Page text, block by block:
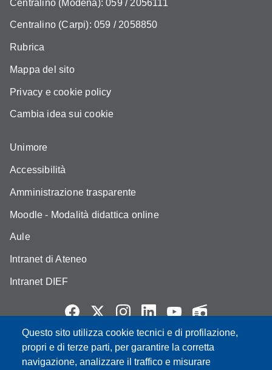
Questo sito utilizza cookie tecnici e di profilazione,
propri e di terze parti, per garantire la corretta
navigazione, analizzare il traffico e misurare
Centralino (Modena): 059 / 2056111
Centralino (Carpi): 059 / 2058850
Rubrica
Mappa del sito
Privacy e cookie policy
Cambia idea sui cookie
Unimore
Accessibilità
Amministrazione trasparente
Moodle - Modalità didattica online
Aule
Intranet di Ateneo
Intranet DIEF
Partita IVA: 00427620364
e-mail: urp@unimore.it